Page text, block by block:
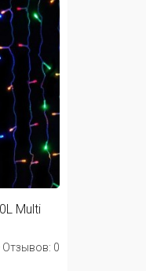
Multi
Отзывов: 0